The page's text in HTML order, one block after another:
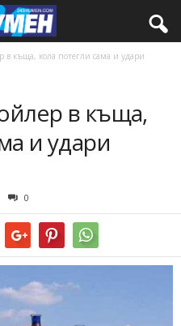
в къща, кола потегли сама и удари
в къща,
и удари
0